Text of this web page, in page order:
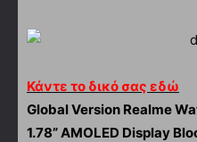
Κάντε το δικό σας εδώ
Global Version Realme
1.78” AMOLED Display